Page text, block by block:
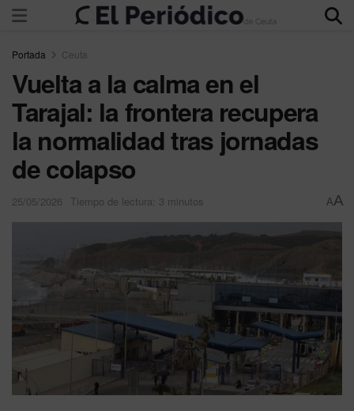
Portada Ceuta
Vuelta a la calma en el
Tarajal: la frontera recupera
la normalidad tras jornadas
de colapso
25/05/2026 Tiempo de lectura: 3 minutos AA